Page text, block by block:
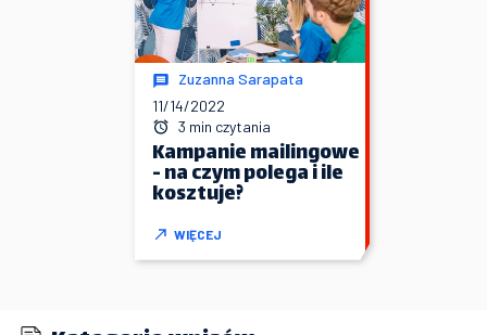
Zuzanna Sarapata
11/14/2022
3 min czytania
Kampanie mailingowe
- na czym polega i ile
kosztuje?
WIĘCEJ